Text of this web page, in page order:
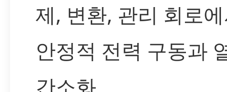
제, 변환, 관리 회로
안정적 전력 구동과
간소화